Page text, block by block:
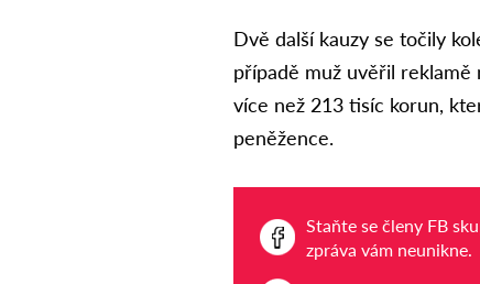
Dvě další kauzy se točily
případě muž uvěřil
více než 213 tisíc korun,
peněžence.
Staňte se členy FB
zpráva vám neunikne.